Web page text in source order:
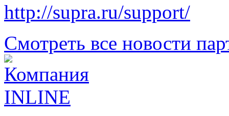
http://supra.ru/support/
Смотреть все новости